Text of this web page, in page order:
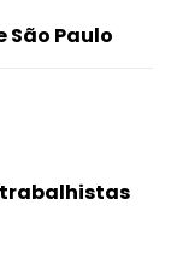
São Paulo
trabalhistas